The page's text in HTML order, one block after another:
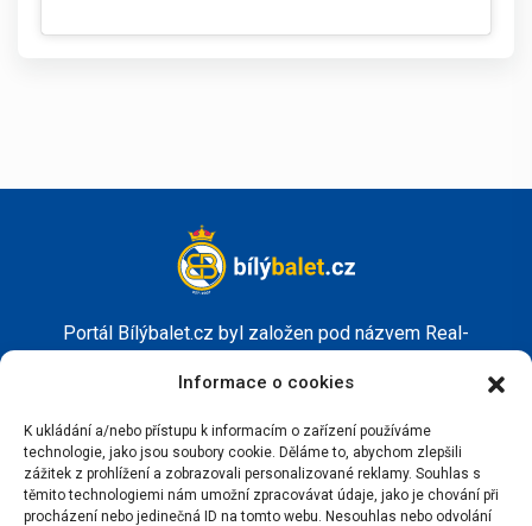
Informace o cookies
K ukládání a/nebo přístupu k informacím o zařízení používáme
technologie, jako jsou soubory cookie. Děláme to, abychom zlepšili
zážitek z prohlížení a zobrazovali personalizované reklamy. Souhlas s
těmito technologiemi nám umožní zpracovávat údaje, jako je chování při
procházení nebo jedinečná ID na tomto webu. Nesouhlas nebo odvolání
Portál Bílýbalet.cz byl založen pod názvem Real-